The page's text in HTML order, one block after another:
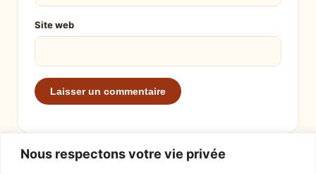
Nous respectons votre vie privée
Site web